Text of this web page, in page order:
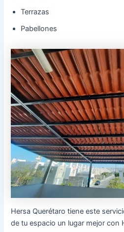
Terrazas
Pabellones
Hersa Querétaro tiene este
de tu espacio un lugar mejor con